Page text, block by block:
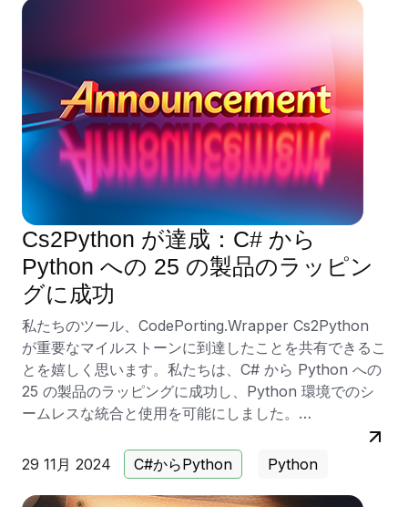
Cs2Python が達成：C# から
Python への 25 の製品のラッピン
グに成功
私たちのツール、CodePorting.Wrapper Cs2Python
が重要なマイルストーンに到達したことを共有できるこ
とを嬉しく思います。私たちは、C# から Python への
25 の製品のラッピングに成功し、Python 環境でのシ
ームレスな統合と使用を可能にしました。
私たちのラッパーを使用することで、Aspose によって
開発され、元々 C# で書かれた多数の製品が Python 向
けにリリースされました。これらの製品の多くは、ファ
29 11月 2024 C#からPython Python